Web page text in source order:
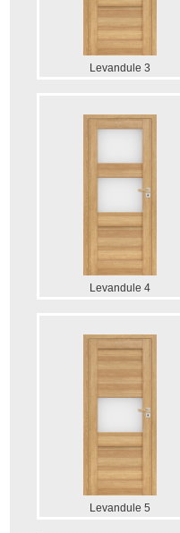
Levandule 3
Levandule 4
Levandule 5